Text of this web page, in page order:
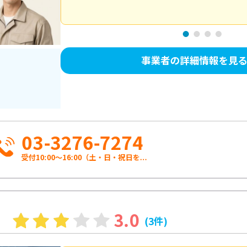
事業者の詳細情報を見る
03-3276-7274
受付10:00〜16:00（土・日・祝日を...
3.0 (3件)